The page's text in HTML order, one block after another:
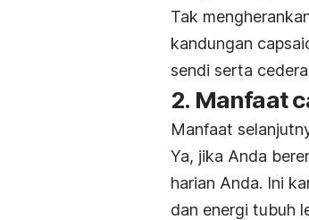
Tak
kandungan
sendi serta
2. Manfaat
Manfaat
Ya, jika Anda
harian Anda. Ini
dan energi tubuh